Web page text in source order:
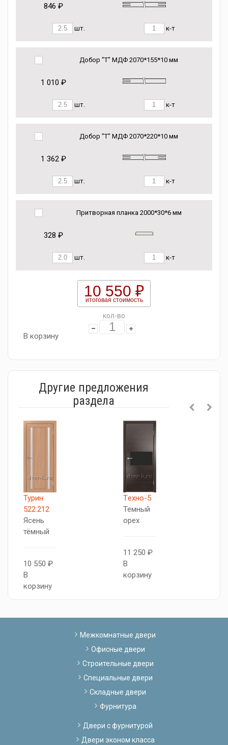
846 ₽
шт. к-т
Добор "Т" МДФ 2070*155*10 мм
1 010 ₽
шт. к-т
Добор "Т" МДФ 2070*220*10 мм
1 362 ₽
шт. к-т
Притворная планка 2000*30*6 мм
328 ₽
шт. к-т
10 550 ₽
итоговая стоимость
кол-во
В корзину
Другие предложения
раздела
Турин
522.212
Ясень
тёмный
10 550 ₽
В
корзину
Tехно-5
Темный
орех
11 250 ₽
В
корзину
Межкомнатные двери
Офисные двери
Строительные двери
Специальные двери
Складные двери
Фурнитура
Двери с фурнитурой
Двери эконом класса